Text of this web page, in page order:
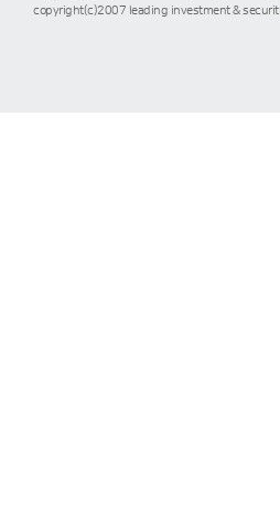
copyright(c)2007 leading investment &